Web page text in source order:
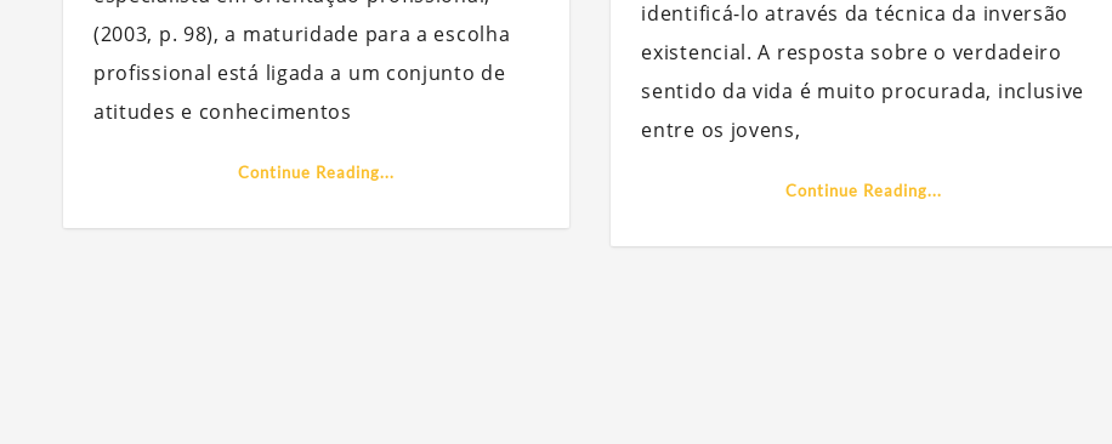
(2003, p. 98), a maturidade para a escolha
profissional está ligada a um conjunto de
atitudes e conhecimentos
Continue Reading...
identificá-lo através da técnica da inversão
existencial. A resposta sobre o verdadeiro
sentido da vida é muito procurada, inclusive
entre os jovens,
Continue Reading...